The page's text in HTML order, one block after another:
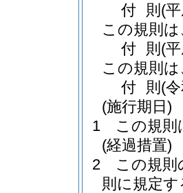
付 則 (
この規則
付 則 (
この規則
付 則 (
(施行期日)
1
この規則
(経過措置)
2
この規
則に規定